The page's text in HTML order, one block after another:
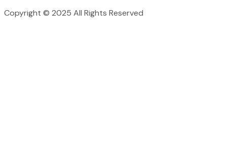
Copyright © 2025 All Rights Reserved